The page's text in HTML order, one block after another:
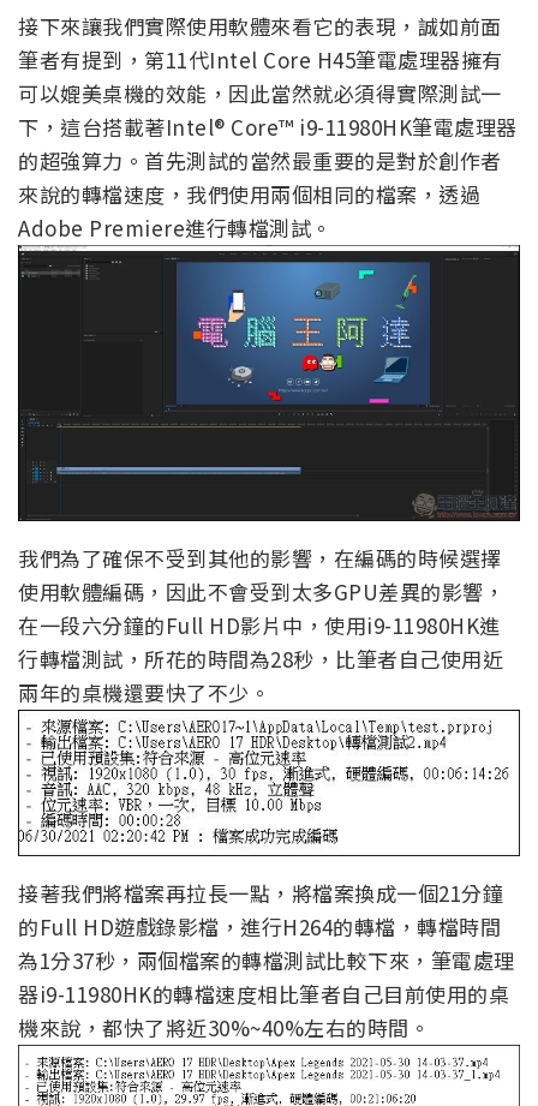
接下來讓我們實際使用軟體來看它的表現，誠如前面
筆者有提到，第11代Intel Core H45筆電處理器擁有
可以媲美桌機的效能，因此當然就必須得實際測試一
下，這台搭載著Intel® Core™ i9-11980HK筆電處理器
的超強算力。首先測試的當然最重要的是對於創作者
來說的轉檔速度，我們使用兩個相同的檔案，透過
Adobe Premiere進行轉檔測試。
我們為了確保不受到其他的影響，在編碼的時候選擇
使用軟體編碼，因此不會受到太多GPU差異的影響，
在一段六分鐘的Full HD影片中，使用i9-11980HK進
行轉檔測試，所花的時間為28秒，比筆者自己使用近
兩年的桌機還要快了不少。
接著我們將檔案再拉長一點，將檔案換成一個21分鐘
的Full HD遊戲錄影檔，進行H264的轉檔，轉檔時間
為1分37秒，兩個檔案的轉檔測試比較下來，筆電處理
器i9-11980HK的轉檔速度相比筆者自己目前使用的桌
機來說，都快了將近30%~40%左右的時間。